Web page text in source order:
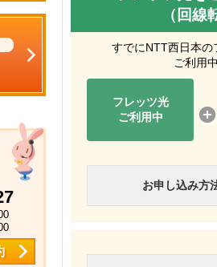
（回線
すでにNTT西日本の
ご利用
フレッツ光
ご利用中
お申し込み方